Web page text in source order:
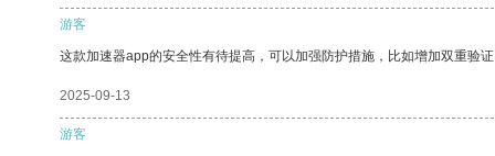
游客
这款加速器app的安全性有待提高，可以加强防护措施，比如增加双重验
2025-09-13
游客